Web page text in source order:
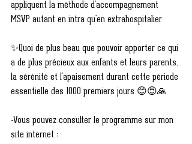
appliquent la méthode d'accompagnement
MSVP autant en intra qu'en extrahospitalier
✨Quoi de plus beau que pouvoir apporter ce qui
a de plus précieux aux enfants et leurs parents,
la sérénité et l'apaisement durant cette période
essentielle des 1000 premiers jours 😊😍🙏
-Vous pouvez consulter le programme sur mon
site internet ;